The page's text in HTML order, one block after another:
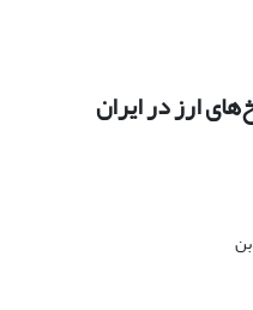
ارز در ایران